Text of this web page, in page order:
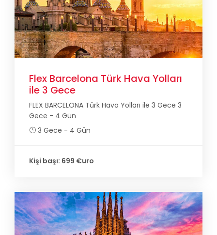
Flex Barcelona Türk Hava Yolları
ile 3 Gece
FLEX BARCELONA Türk Hava Yolları ile 3 Gece 3
Gece - 4 Gün
3 Gece - 4 Gün
Kişi başı: 699 €uro